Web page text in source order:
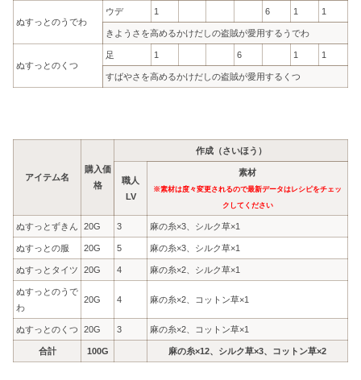
ぬすっとのうでわ
ウデ 1 6 1 1
きようさを高めるかけだしの盗賊が愛用するうでわ
ぬすっとのくつ
足 1 6 1 1
すばやさを高めるかけだしの盗賊が愛用するくつ
アイテム名
購入価
格
作成（さいほう）
職人
LV
素材
※素材は度々変更されるので最新データはレシピをチェッ
クしてください
ぬすっとずきん 20G 3 麻の糸×3、シルク草×1
ぬすっとの服 20G 5 麻の糸×3、シルク草×1
ぬすっとタイツ 20G 4 麻の糸×2、シルク草×1
ぬすっとのうで
わ
20G 4 麻の糸×2、コットン草×1
ぬすっとのくつ 20G 3 麻の糸×2、コットン草×1
合計 100G 麻の糸×12、シルク草×3、コットン草×2